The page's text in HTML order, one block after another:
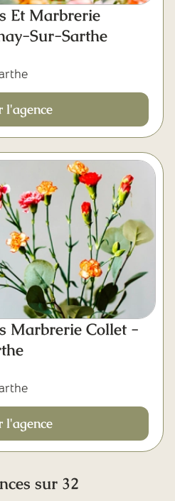
Et Marbrerie
Sur-Sarthe
l'agence
Marbrerie Collet -
l'agence
sur 32